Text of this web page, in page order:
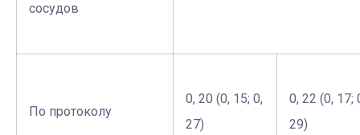
сосудов
По протоколу
0, 20 (0, 15; 0,
27)
0, 22 (0, 17;
29)